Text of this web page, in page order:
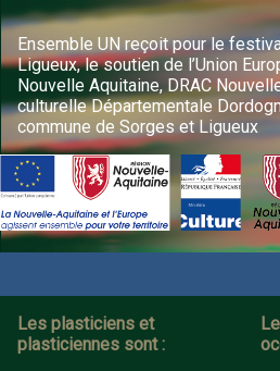
Ensemble UN reçoit pour le
Ligueux, le soutien de l’Union
Nouvelle Aquitaine, DRAC
culturelle Départementale
commune de Sorges et Ligueux
Les plasticiens et
plasticiennes sont :